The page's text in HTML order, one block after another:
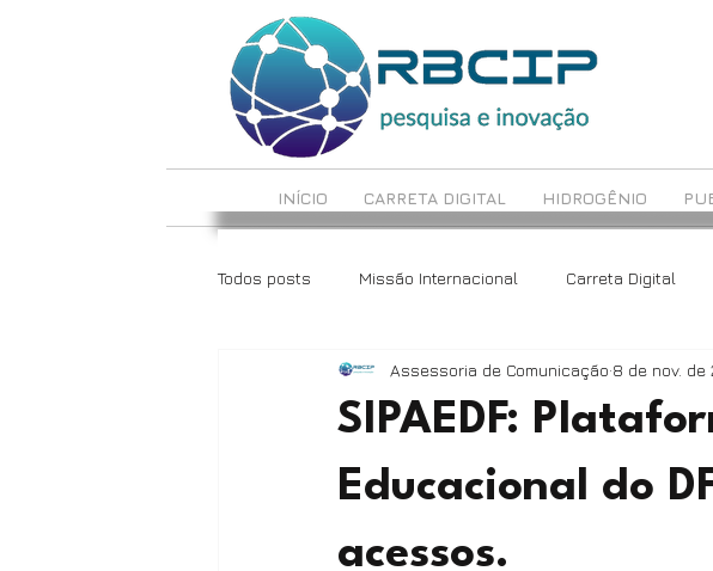
INÍCIO CARRETA DIGITAL HIDROGÊNIO
Todos posts Missão Internacional Carreta Digital
LabCrie e LabInova Reciclotech Avaliação
SIPAEDF:
Educacional do
acessos.
Assessoria de Comunicação 8 de nov. de